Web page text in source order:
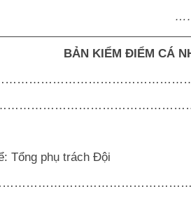
BẢN KIỂM ĐIỂM CÁ
Tổng phụ trách Đội